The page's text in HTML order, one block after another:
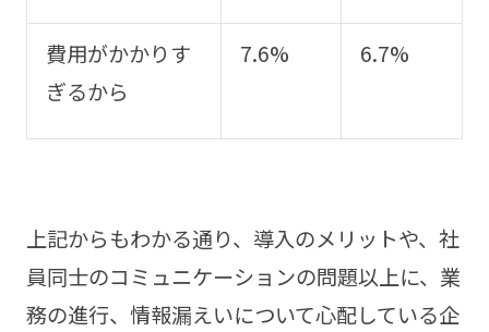
費用がかかりす
ぎるから
7.6% 6.7%
上記からもわかる通り、導入のメリットや、社
員同士のコミュニケーションの問題以上に、業
務の進行、情報漏えいについて心配している企